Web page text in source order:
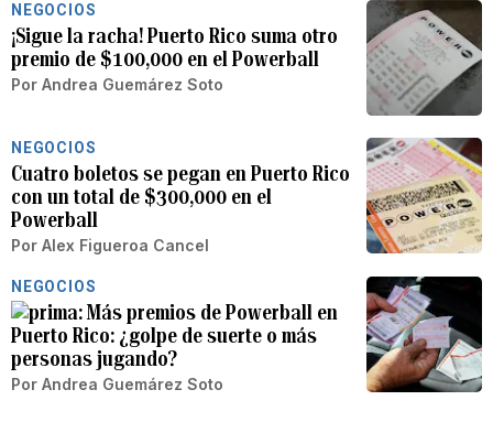
NEGOCIOS
¡Sigue la racha! Puerto Rico suma otro
premio de $100,000 en el Powerball
Por Andrea Guemárez Soto
NEGOCIOS
Cuatro boletos se pegan en Puerto Rico
con un total de $300,000 en el
Powerball
Por Alex Figueroa Cancel
NEGOCIOS
Más premios de Powerball en
Puerto Rico: ¿golpe de suerte o más
personas jugando?
Por Andrea Guemárez Soto